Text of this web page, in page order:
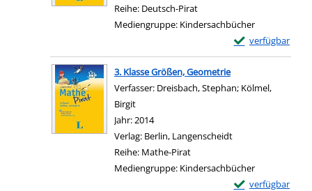
Reihe: Deutsch-Pirat
Mediengruppe: Kindersachbücher
verfügbar
Exemplar-Details
Zum Download
3. Klasse Größen, Geometrie
Verfasser: Dreisbach, Stephan; Kölmel,
Birgit
Jahr:2014
Verlag: Berlin, Langenscheidt
Reihe: Mathe-Pirat
Mediengruppe: Kindersachbücher
verfügbar
Exemplar-Details